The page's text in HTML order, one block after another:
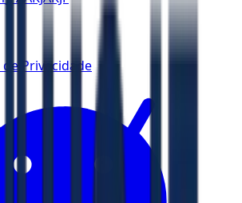
de Privacidade